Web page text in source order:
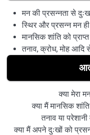
मन की प्रसन्नता से
स्थिर और प्रसन्न मन
मानसिक शांति को
तनाव, क्रोध, मोह आदि
क्या मेरा
क्या मैं मानसिक
तनाव या परेशानी
क्या मैं अपने दुःखों को